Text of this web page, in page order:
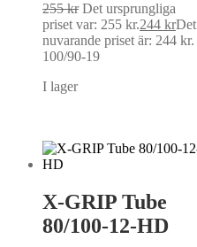
255kr Det ursprungliga
priset var: 255 kr.244 krDet
nuvarande priset är: 244 kr.
100/90-19
I lager
X-GRIP Tube
80/100-12-HD